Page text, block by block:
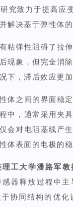
究致力于提高应
解决基于弹性体
粘弹性阻碍了拉
现象，但完全消
下，滞后效应更加
体之间的界面稳
中，通常采用夹
会对电阻基线产
体表面的电极的稳
理工大学潘路军教
器释放过程中
协同结构的优